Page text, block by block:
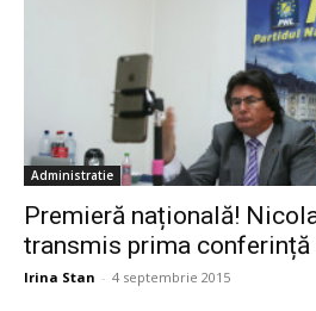
Administratie
Premieră națională!
transmis prima conferință
Irina Stan - 4 septembrie 2015